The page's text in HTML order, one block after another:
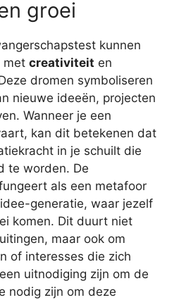
groei
kunnen
met creativiteit en
dromen symboliseren
nieuwe ideeën, projecten
Wanneer je een
kan dit betekenen dat
in je schuilt die
te worden. De
als een metafoor
generatie, waar jezelf
komen. Dit duurt niet
maar ook om
of interesses die zich
uitnodiging zijn om de
nodig zijn om deze